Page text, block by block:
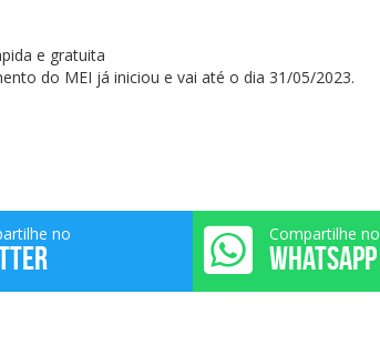
e gratuita
do MEI já iniciou e vai até o dia 31/05/2023.
no Compartilhe no
WHATSAPP